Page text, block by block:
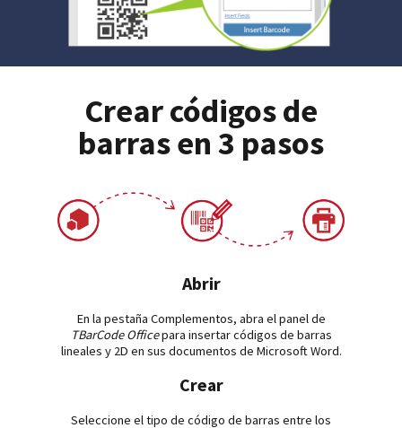
Crear códigos de
barras en 3 pasos
Abrir
En la pestaña Complementos, abra el panel de
TBarCode Officepara insertar códigos de barras
lineales y 2D en sus documentos de Microsoft Word.
Crear
Seleccione el tipo de código de barras entre los